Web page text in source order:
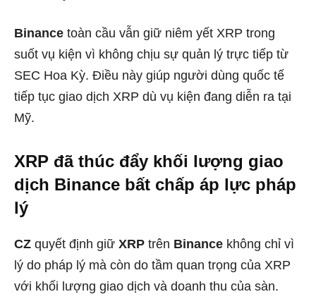
Binance toàn cầu vẫn giữ niêm yết XRP trong
suốt vụ kiện vì không chịu sự quản lý trực tiếp từ
SEC Hoa Kỳ. Điều này giúp người dùng quốc tế
tiếp tục giao dịch XRP dù vụ kiện đang diễn ra tại
Mỹ.
XRP đã thúc đẩy khối lượng giao
dịch Binance bất chấp áp lực pháp
lý
CZ quyết định giữ XRP trên Binance không chỉ vì
lý do pháp lý mà còn do tầm quan trọng của XRP
với khối lượng giao dịch và doanh thu của sàn.